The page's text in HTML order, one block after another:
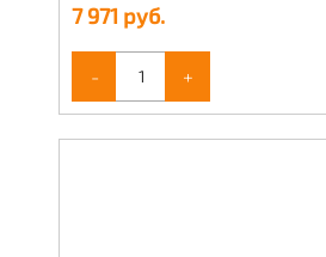
7 971 руб.
- +